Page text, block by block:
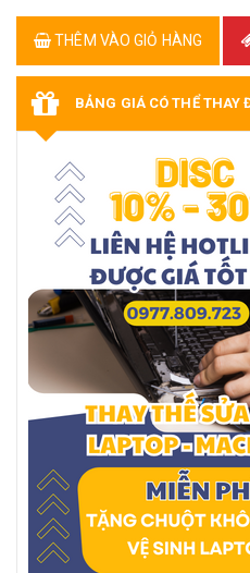
THÊM VÀO GIỎ HÀNG
BẢNG GIÁ CÓ THỂ THAY